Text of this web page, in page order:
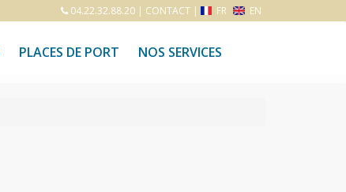
04.22.32.88.20| CONTACT| FR EN
PLACES DE PORT NOS SERVICES